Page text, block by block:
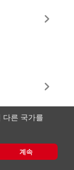
다른 국가를
계속